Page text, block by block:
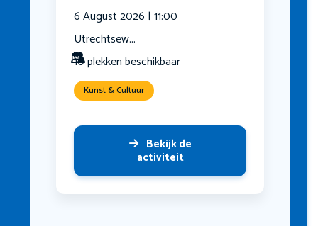
6 August 2026 | 11:00
Utrechtsew...
10 plekken beschikbaar
Kunst & Cultuur
Bekijk de
activiteit